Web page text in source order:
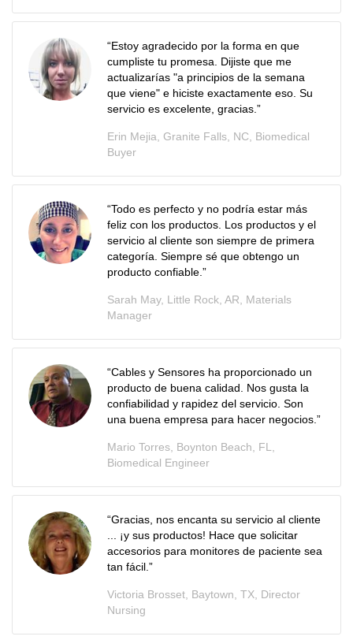
“Estoy agradecido por la forma en que
cumpliste tu promesa. Dijiste que me
actualizarías "a principios de la semana
que viene" e hiciste exactamente eso. Su
servicio es excelente, gracias.”
Erin Mejia, Granite Falls, NC, Biomedical
Buyer
“Todo es perfecto y no podría estar más
feliz con los productos. Los productos y el
servicio al cliente son siempre de primera
categoría. Siempre sé que obtengo un
producto confiable.”
Sarah May, Little Rock, AR, Materials
Manager
“Cables y Sensores ha proporcionado un
producto de buena calidad. Nos gusta la
confiabilidad y rapidez del servicio. Son
una buena empresa para hacer negocios.”
Mario Torres, Boynton Beach, FL,
Biomedical Engineer
“Gracias, nos encanta su servicio al cliente
... ¡y sus productos! Hace que solicitar
accesorios para monitores de paciente sea
tan fácil.”
Victoria Brosset, Baytown, TX, Director
Nursing